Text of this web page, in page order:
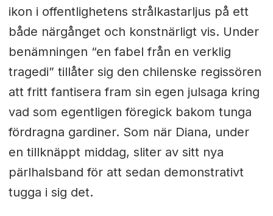
ikon i offentlighetens strålkastarljus på ett
både närgånget och konstnärligt vis. Under
benämningen “en fabel från en verklig
tragedi” tillåter sig den chilenske regissören
att fritt fantisera fram sin egen julsaga kring
vad som egentligen föregick bakom tunga
fördragna gardiner. Som när Diana, under
en tillknäppt middag, sliter av sitt nya
pärlhalsband för att sedan demonstrativt
tugga i sig det.